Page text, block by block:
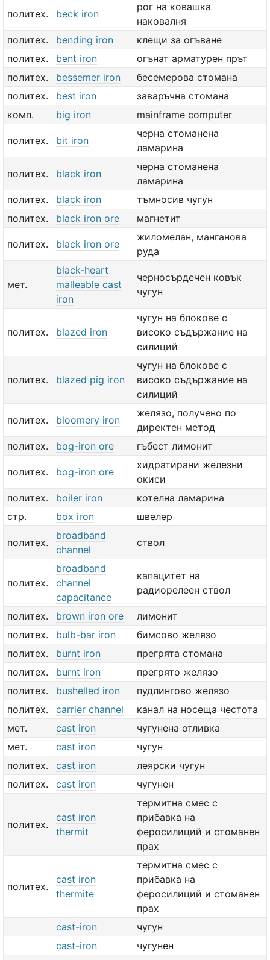
политех. beck iron
рог на ковашка
наковалня
политех.
bending iron
клещи за огъване
политех.
bent iron
огънат арматурен прът
политех.
bessemer iron
бесемерова стомана
политех.
best iron
заваръчна стомана
комп.
big iron mainframe computer
политех. bit iron
черна стоманена
ламарина
политех. black iron
черна стоманена
ламарина
политех.
black iron
тъмносив чугун
политех.
black iron ore магнетит
политех. black iron ore
жиломелан, манганова
руда
мет.
black-heart
malleable cast
iron
черносърдечен ковък
чугун
политех. blazed iron
чугун на блокове с
високо съдържание на
силиций
политех. blazed pig iron
чугун на блокове с
високо съдържание на
силиций
политех. bloomery iron
желязо, получено по
директен метод
политех.
bog-iron ore гъбест лимонит
политех. bog-iron ore
хидратирани железни
окиси
политех.
boiler iron
котелна ламарина
стр.
box iron швелер
политех.
broadband
channel
ствол
политех.
broadband
channel
capacitance
капацитет на
радиорелеен ствол
политех. brown iron ore
лимонит
политех.
bulb-bar iron
бимсово желязо
политех.
burnt iron
прегрята стомана
политех.
burnt iron
прегрято желязо
политех.
bushelled iron
пудлингово желязо
политех.
carrier channel
канал на носеща честота
мет.
cast iron
чугунена отливка
мет.
cast iron
чугун
политех.
cast iron
леярски чугун
политех.
cast iron чугунен
политех.
cast iron
thermit
термитна смес с
прибавка на
феросилиций и стоманен
прах
политех.
cast iron
thermite
термитна смес с
прибавка на
феросилиций и стоманен
прах
cast-iron
чугун
cast-iron
чугунен